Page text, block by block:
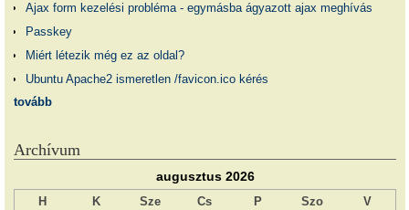
Ajax form kezelési probléma - egymásba ágyazott ajax meghívás
Passkey
Miért létezik még ez az oldal?
Ubuntu Apache2 ismeretlen /favicon.ico kérés
tovább
Archívum
augusztus 2026
H K Sze Cs P Szo V